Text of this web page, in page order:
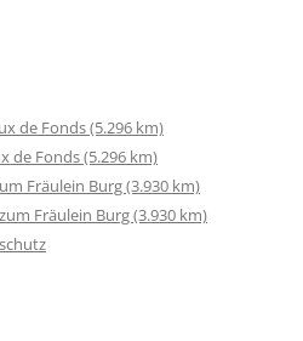
de Fonds (5.296 km)
de Fonds (5.296 km)
Fräulein Burg (3.930 km)
Fräulein Burg (3.930 km)